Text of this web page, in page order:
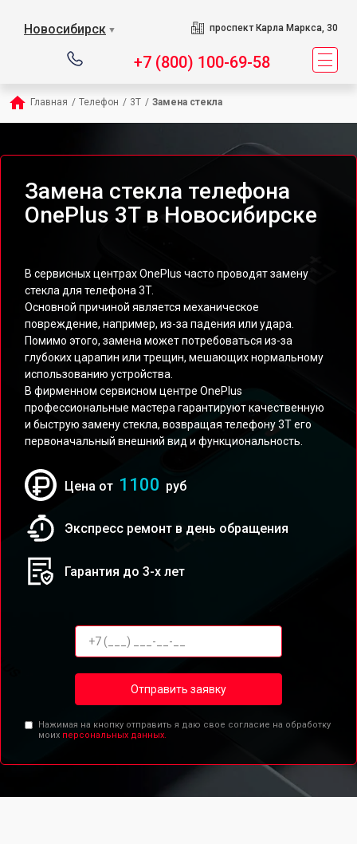
Новосибирск ▼ проспект Карла Маркса, 30
+7 (800) 100-69-58
Главная / Телефон / 3T / Замена стекла
Замена стекла телефона
OnePlus 3T в Новосибирске
В сервисных центрах OnePlus часто проводят замену
стекла для телефона 3T.
Основной причиной является механическое
повреждение, например, из-за падения или удара.
Помимо этого, замена может потребоваться из-за
глубоких царапин или трещин, мешающих нормальному
использованию устройства.
В фирменном сервисном центре OnePlus
профессиональные мастера гарантируют качественную
и быструю замену стекла, возвращая телефону 3T его
первоначальный внешний вид и функциональность.
Цена от 1100 руб
Экспресс ремонт в день обращения
Гарантия до 3-х лет
Отправить заявку
Нажимая на кнопку отправить я даю свое согласие на обработку
моих персональных данных.